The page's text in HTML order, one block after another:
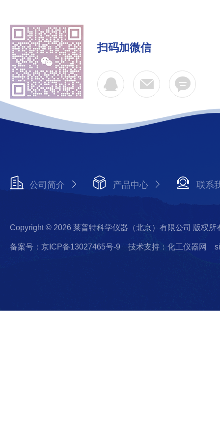
扫码加微信
公司简介 产品中心 联系
Copyright © 2026 莱普特科学仪器（北京）有限公司 版权所
备案号：京ICP备13027465号-9 技术支持：化工仪器网